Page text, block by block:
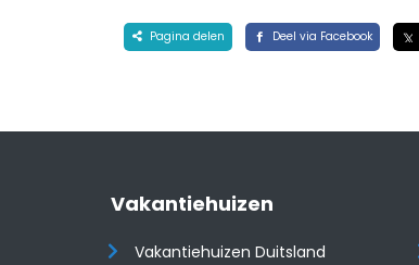
Pagina delen Deel via Facebook
Vakantiehuizen
Vakantiehuizen Duitsland